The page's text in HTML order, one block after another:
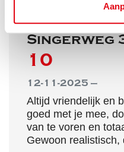
Verkoper
Singerweg
10
12-11-2025 —
Altijd vriendelijk en
goed met je mee,
van te voren en
Gewoon realistisch,